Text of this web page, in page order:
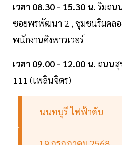
เวลา 08.30 - 15.30 น. ริมถน
ซอยพรพัฒนา 2 , ชุมชนริมคลอ
พนักงานคิงพาวเวอร์
เวลา 09.00 - 12.00 น. ถนนสุ
111 (เพลินจิตร)
นนทบุรี ไฟฟ้าดับ